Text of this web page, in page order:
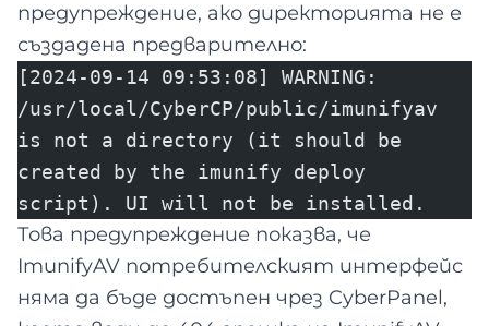
предупреждение, ако директорията не е
създадена предварително:
[2024-09-14 09:53:08] WARNING:
/usr/local/CyberCP/public/imunifyav
is not a directory (it should be
created by the imunify deploy
script). UI will not be installed.
Това предупреждение показва, че
ImunifyAV потребителският интерфейс
няма да бъде достъпен чрез CyberPanel,